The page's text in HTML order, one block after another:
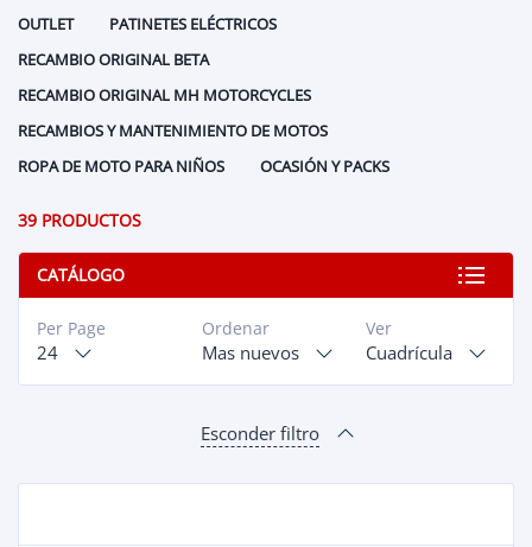
OUTLET
PATINETES ELÉCTRICOS
RECAMBIO ORIGINAL BETA
RECAMBIO ORIGINAL MH MOTORCYCLES
RECAMBIOS Y MANTENIMIENTO DE MOTOS
ROPA DE MOTO PARA NIÑOS
OCASIÓN Y PACKS
39 PRODUCTOS
CATÁLOGO
Ver
Cuadrícula
Ordenar
Mas nuevos
Per Page
24
Esconder filtro